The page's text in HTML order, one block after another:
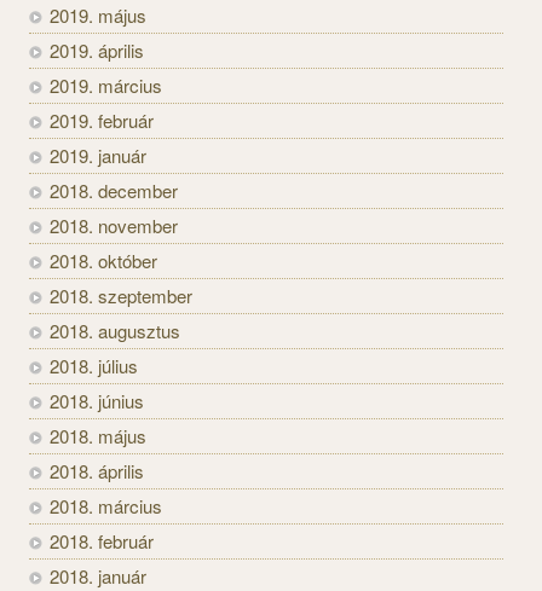
2019. május
2019. április
2019. március
2019. február
2019. január
2018. december
2018. november
2018. október
2018. szeptember
2018. augusztus
2018. július
2018. június
2018. május
2018. április
2018. március
2018. február
2018. január